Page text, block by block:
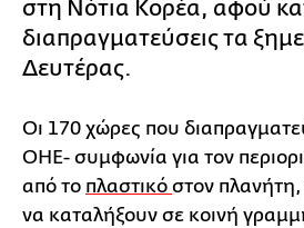
στη Νότια Κορέα, αφού
διαπραγματεύσεις τα
Δευτέρας.
Οι 170 χώρες που
ΟΗΕ- συμφωνία για τον
από το πλαστικό στον
να καταλήξουν σε κοινή